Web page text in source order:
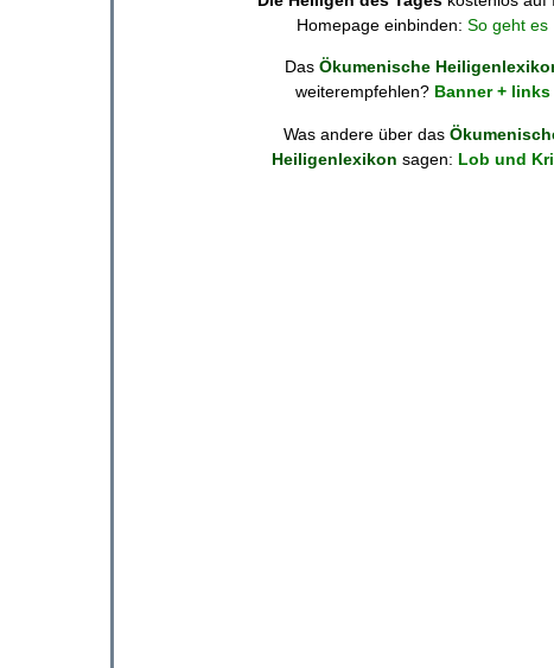
Homepage einbinden: So geht es
Das Ökumenische
weiterempfehlen? Banner + links
Was andere über das
Heiligenlexikon sagen: Lob und